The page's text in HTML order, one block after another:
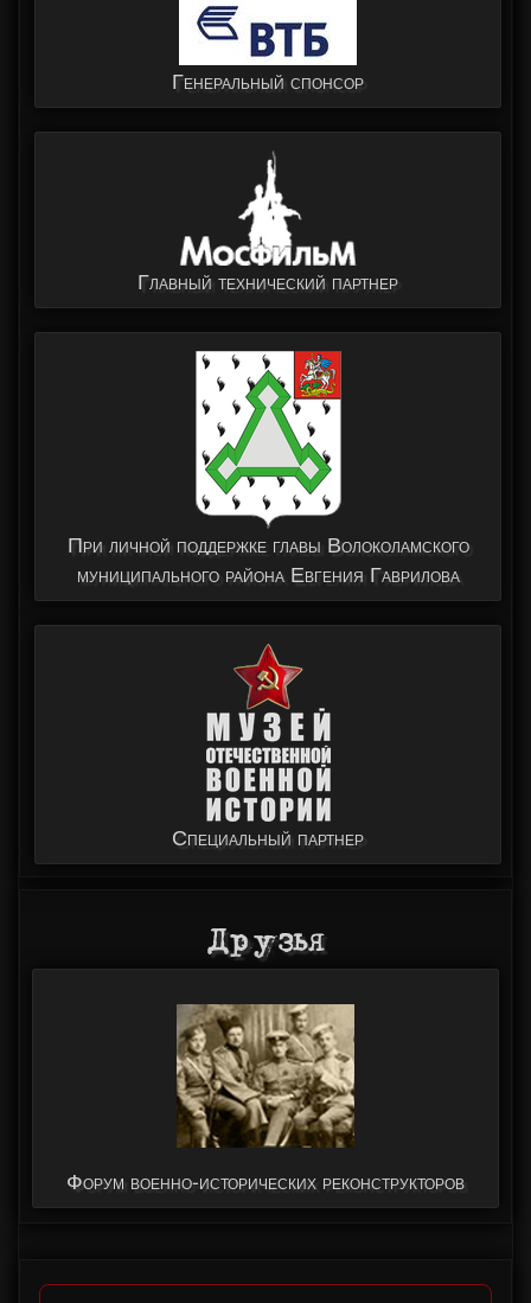
Генеральный спонсор
Главный технический партнер
При личной поддержке главы Волоколамского
муниципального района Евгения Гаврилова
Специальный партнер
Друзья
Форум военно-исторических реконструкторов
Форум "Армия 2015"